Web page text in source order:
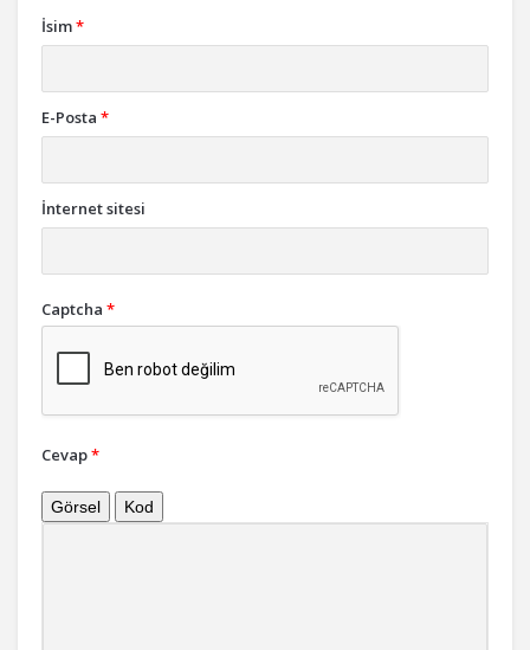
İsim*
E-Posta *
İnternet sitesi
Captcha *
Cevap*
Görsel Kod